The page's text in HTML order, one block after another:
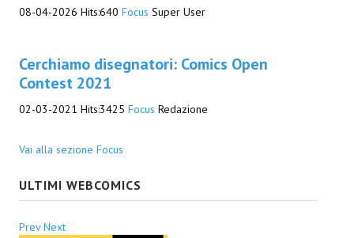
08-04-2026 Hits:640 Focus Super User
Cerchiamo disegnatori: Comics Open
Contest 2021
02-03-2021 Hits:3425 Focus Redazione
Vai alla sezione Focus
ULTIMI WEBCOMICS
Prev Next